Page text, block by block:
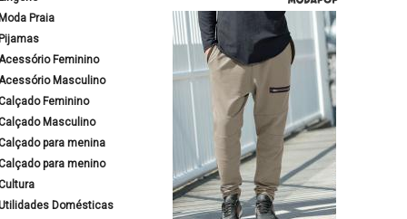
Praia
Feminino
Masculino
Feminino
Masculino
para menina
para menino
Domésticas